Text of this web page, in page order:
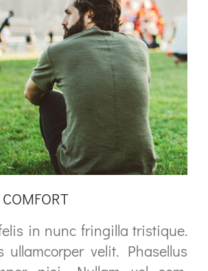
in nunc fringilla tristique.
ullamcorper velit. Phasellus